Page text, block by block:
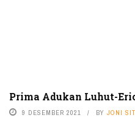
Prima Adukan Luhut-
9 DESEMBER 2021 BY JONI